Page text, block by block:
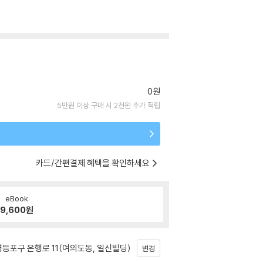
0원
5만원 이상 구매 시 2천원 추가 적립
카드/간편결제 혜택을 확인하세요
eBook
9,600원
포구 은행로 11(여의도동, 일신빌딩) 변경